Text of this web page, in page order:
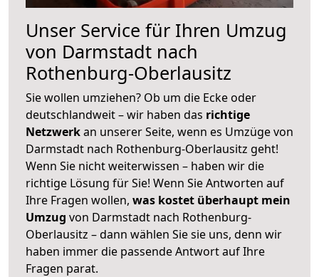
Unser Service für Ihren Umzug
von Darmstadt nach
Rothenburg-Oberlausitz
Sie wollen umziehen? Ob um die Ecke oder
deutschlandweit – wir haben das richtige
Netzwerkan unserer Seite, wenn es Umzüge von
Darmstadt nach Rothenburg-Oberlausitz geht!
Wenn Sie nicht weiterwissen – haben wir die
richtige Lösung für Sie! Wenn Sie Antworten auf
Ihre Fragen wollen, was kostet überhaupt mein
Umzug von Darmstadt nach Rothenburg-
Oberlausitz – dann wählen Sie sie uns, denn wir
haben immer die passende Antwort auf Ihre
Fragen parat.